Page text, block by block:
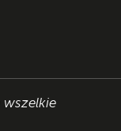
wszelkie